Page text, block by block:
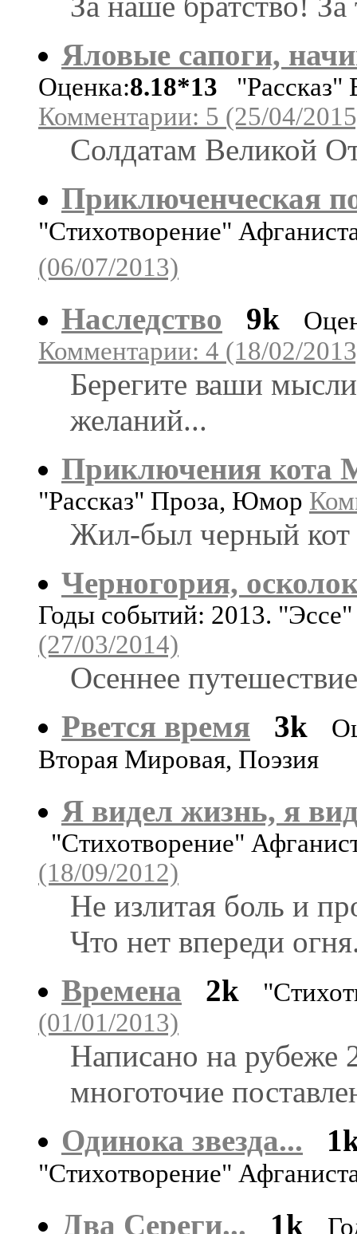
Яловые сапоги,
Оценка:8.18*13 "Рассказ"
Комментарии: 5 (25/04/
Солдатам Великой
Приключенческая
"Стихотворение"
(06/07/2013)
Наследство
9k
Комментарии: 4 (18/02/
Берегите ваши
желаний...
Приключения кота
"Рассказ" Проза, Юмор
Жил-был черный кот
Черногория,
Годы событий: 2013.
(27/03/2014)
Осеннее
Рвется время
3k
Вторая Мировая, Поэзия
Я видел жизнь, я
"Стихотворение"
(18/09/2012)
Не излитая боль и
Что нет впереди
Времена
2k
(01/01/2013)
Написано на рубеже
многоточие
Одинока звезда...
"Стихотворение"
Два Сереги...
1k